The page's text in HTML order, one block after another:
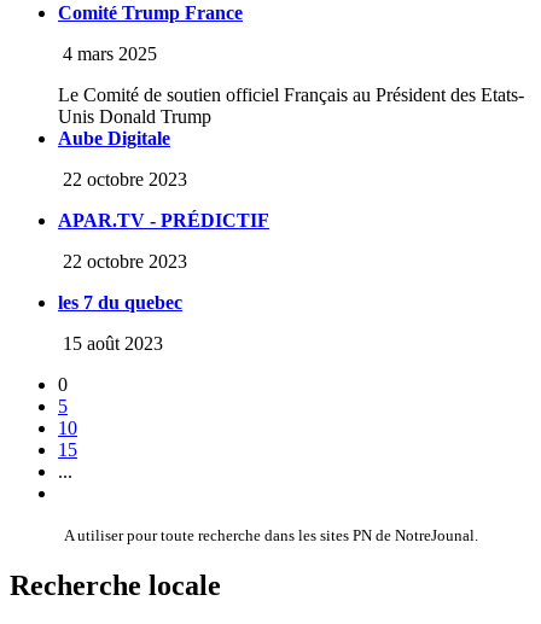
Comité Trump France
4 mars 2025
Le Comité de soutien officiel Français au Président des Etats-
Unis Donald Trump
Aube Digitale
22 octobre 2023
APAR.TV - PRÉDICTIF
22 octobre 2023
les 7 du quebec
15 août 2023
0
5
10
15
...
A utiliser pour toute recherche dans les sites PN de NotreJounal.
Recherche locale